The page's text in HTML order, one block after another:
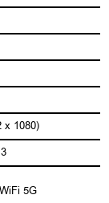
x 1080)
5G